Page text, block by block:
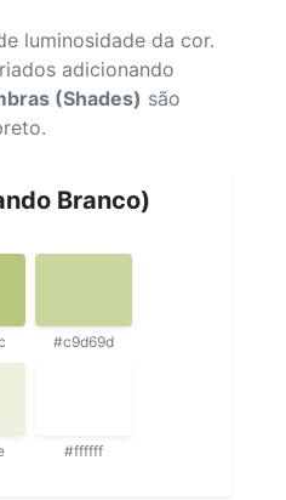
luminosidade da cor.
adicionando
(Shades) são
Branco)
#c9d69d
#ffffff